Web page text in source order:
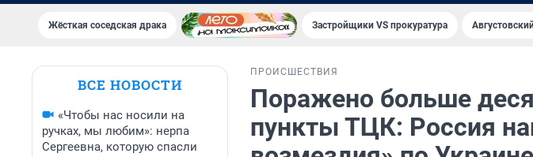
Жёсткая соседская драка Застройщики VS прокуратура
ВСЕ НОВОСТИ
«Чтобы нас носили на
ручках, мы любим»: нерпа
Сергеевна, которую спасли
ПРОИСШЕСТВИЯ
Поражено больше
пункты ТЦК: Россия